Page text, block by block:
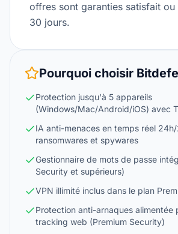
offres sont garanties satisfait ou
30 jours.
Pourquoi choisir
Protection jusqu'à 5 appareils
(Windows/Mac/Android/iOS) avec
IA anti-menaces en temps réel
ransomwares et spywares
Gestionnaire de mots de passe
Security et supérieurs)
VPN illimité inclus dans le plan
Protection anti-arnaques alimentée
tracking web (Premium Security)